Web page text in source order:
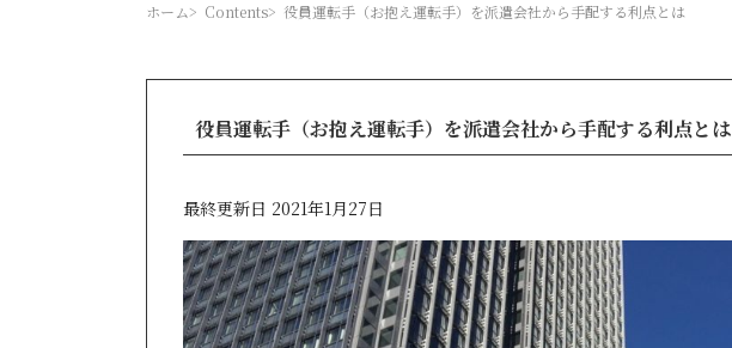
ホーム Contents 役員運転手（お抱え運転手）を派遣会社から手配する利点とは
役員運転手（お抱え運転手）を派遣会社から手配する利点とは
最終更新日 2021年1月27日